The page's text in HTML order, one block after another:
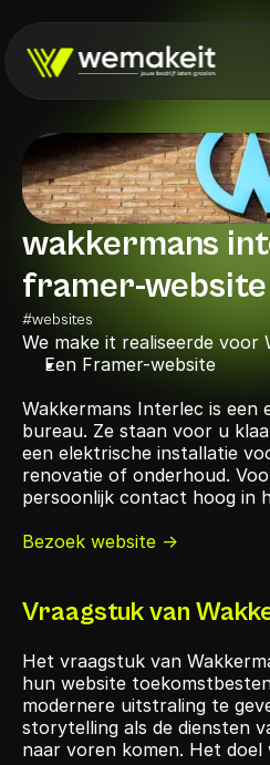
wakkermans
framer-website
#websites
We make it realiseerde voor
Een Framer-website
Wakkermans Interlec is een
bureau. Ze staan voor u
een elektrische installatie
renovatie of onderhoud.
persoonlijk contact hoog in
Bezoek website ->
Vraagstuk van
Het vraagstuk van
hun website
modernere uitstraling te
storytelling als de diensten
naar voren komen. Het doel